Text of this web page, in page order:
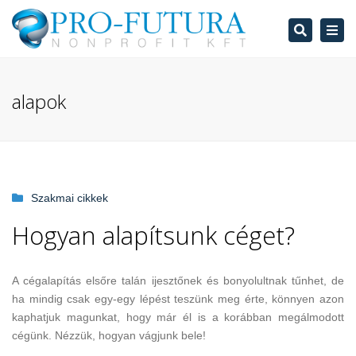
Search
alapok
Szakmai cikkek
Hogyan alapítsunk céget?
A cégalapítás elsőre talán ijesztőnek és bonyolultnak tűnhet, de
ha mindig csak egy-egy lépést teszünk meg érte, könnyen azon
kaphatjuk magunkat, hogy már él is a korábban megálmodott
cégünk. Nézzük, hogyan vágjunk bele!